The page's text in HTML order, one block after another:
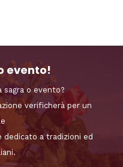
evento!
sagra o evento?
verificherà per un
a tradizioni ed